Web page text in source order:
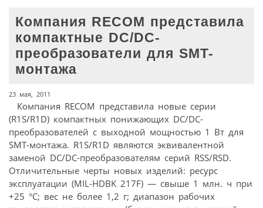
Компания RECOM представила
компактные DC/DC-
преобразователи для SMT-
монтажа
23 мая, 2011
Компания RECOM представила новые серии
(R1S/R1D) компактных понижающих DC/DC-
преобразователей с выходной мощностью 1 Вт для
SMT-монтажа. R1S/R1D являются эквивалентной
заменой DC/DC-преобразователям серий RSS/RSD.
Отличительные черты новых изделий: ресурс
эксплуатации (MIL-HDBK 217F) — свыше 1 млн. ч при
+25 °С; вес не более 1,2 г; диапазон рабочих